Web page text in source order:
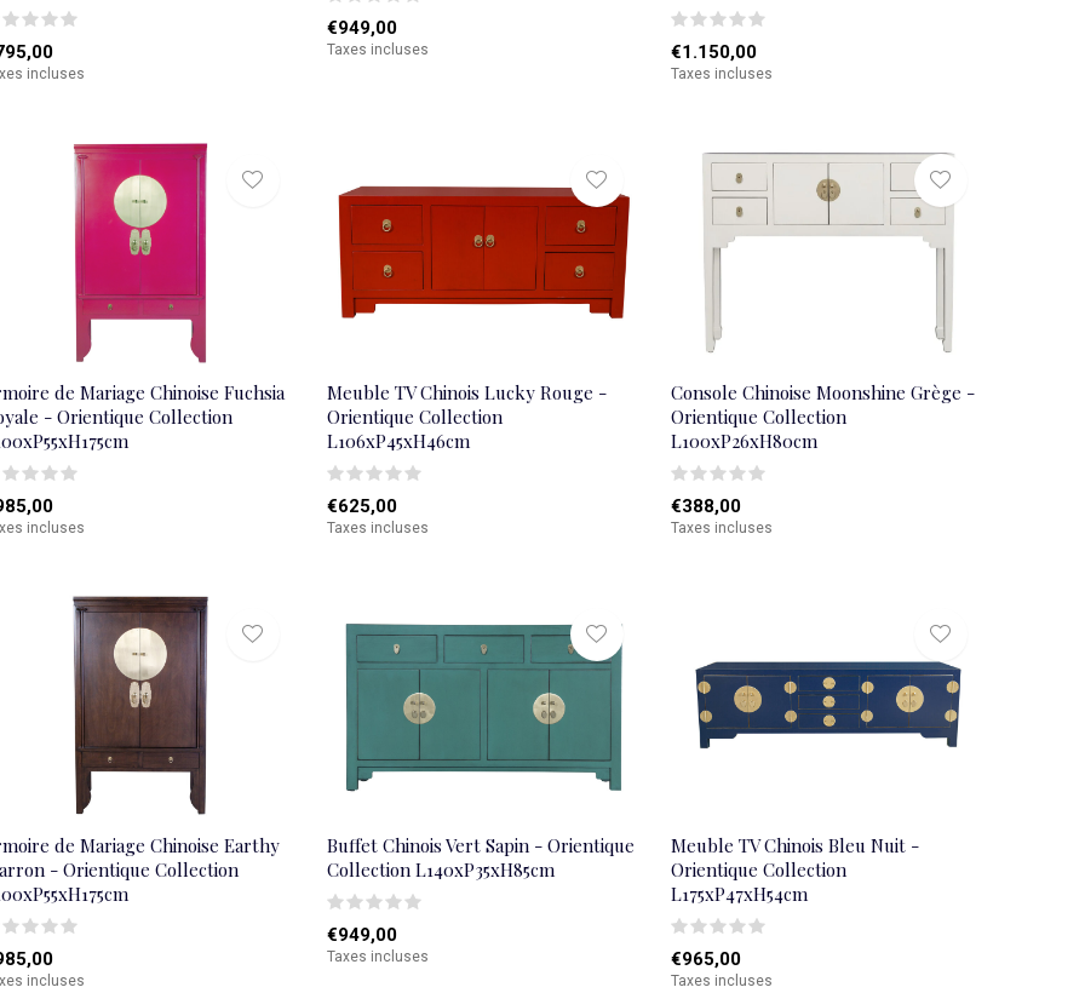
incluses
€949,00
Taxes incluses €1.150,00
Taxes incluses
de Mariage Chinoise Fuchsia
- Orientique Collection
incluses
Meuble TV Chinois Lucky Rouge -
Orientique Collection
L106xP45xH46cm
€625,00
Taxes incluses
Console Chinoise Moonshine Grège -
Orientique Collection
L100xP26xH80cm
€388,00
Taxes incluses
de Mariage Chinoise Earthy
- Orientique Collection
incluses
Buffet Chinois Vert Sapin - Orientique
Collection L140xP35xH85cm
€949,00
Taxes incluses
Meuble TV Chinois Bleu Nuit -
Orientique Collection
L175xP47xH54cm
€965,00
Taxes incluses